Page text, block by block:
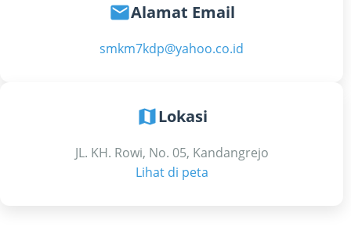
emailAlamat Email
smkm7kdp@yahoo.co.id
mapLokasi
JL. KH. Rowi, No. 05, Kandangrejo
Lihat di peta